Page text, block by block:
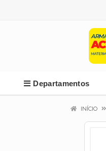
Departamentos
INÍCIO